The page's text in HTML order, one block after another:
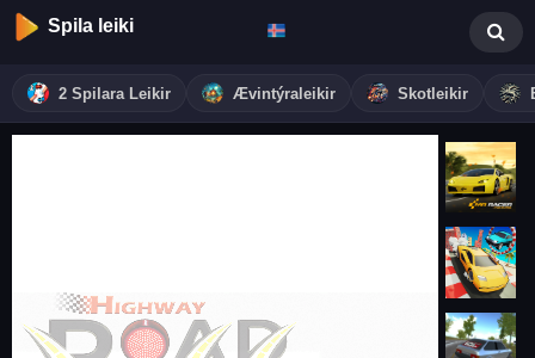
Spila leiki
2 Spilara Leikir Ævintýraleikir Skotleikir